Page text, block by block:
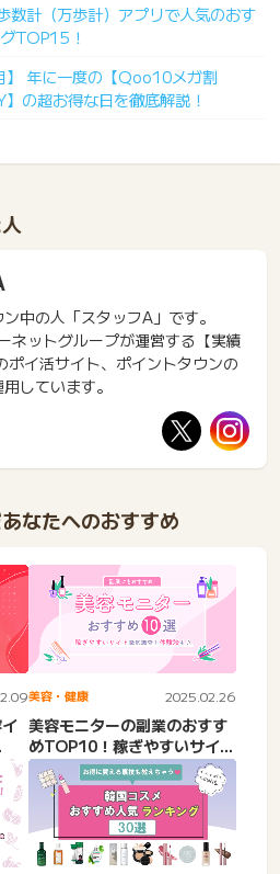
数計（万歩計）アプリで人気のおす
TOP15！
】 年に一度の【Qoo10メガ割
の超お得な日を徹底解説！
中の人「スタッフA」です。
ネットグループが運営する【実績
ポイ活サイト、ポイントタウンの
しています。
なたへのおすすめ
美容・健康 2025.02.26
美容モニターの副業のおすす
めTOP10！稼ぎやすいサイト
を体験談でチェック